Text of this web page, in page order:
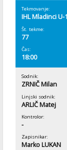
Tekmovanje:
IHL Mladinci U-
Št. tekme:
77
Čas:
18:00
Sodnik:
ZRNIČ Milan
Linjski sodnik:
ARLIČ Matej
Kontrolor:
-
Zapisnikar:
Marko LUKAN